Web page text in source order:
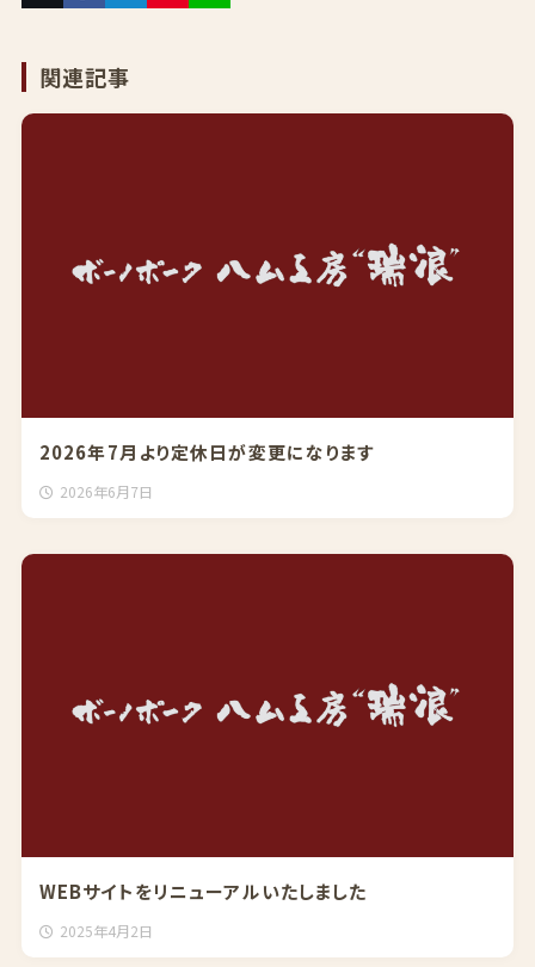
関連記事
2026年7月より定休日が変更になります
2026年6月7日
WEBサイトをリニューアルいたしました
2025年4月2日